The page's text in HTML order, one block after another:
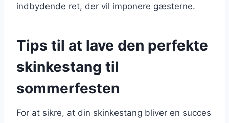
indbydende ret, der vil imponere gæsterne.
Tips til at lave den perfekte
skinkestang til
sommerfesten
For at sikre, at din skinkestang bliver en succes